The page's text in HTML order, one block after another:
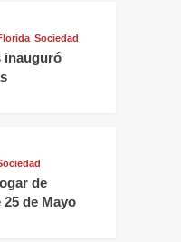
Sociedad
inauguró
de
de Mayo